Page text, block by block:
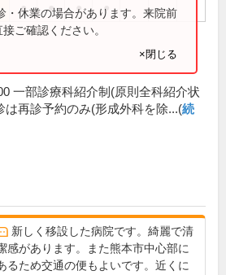
● ● ● ●
・休業の場合があります。来院前
ご確認ください。
×閉じる
一部診療科紹介制(原則全科紹介状
は再診予約のみ(形成外科を除...(続
新しく移設した病院です。綺麗で清
感があります。また熊本市中心部に
るため交通の便もよいです。近くに